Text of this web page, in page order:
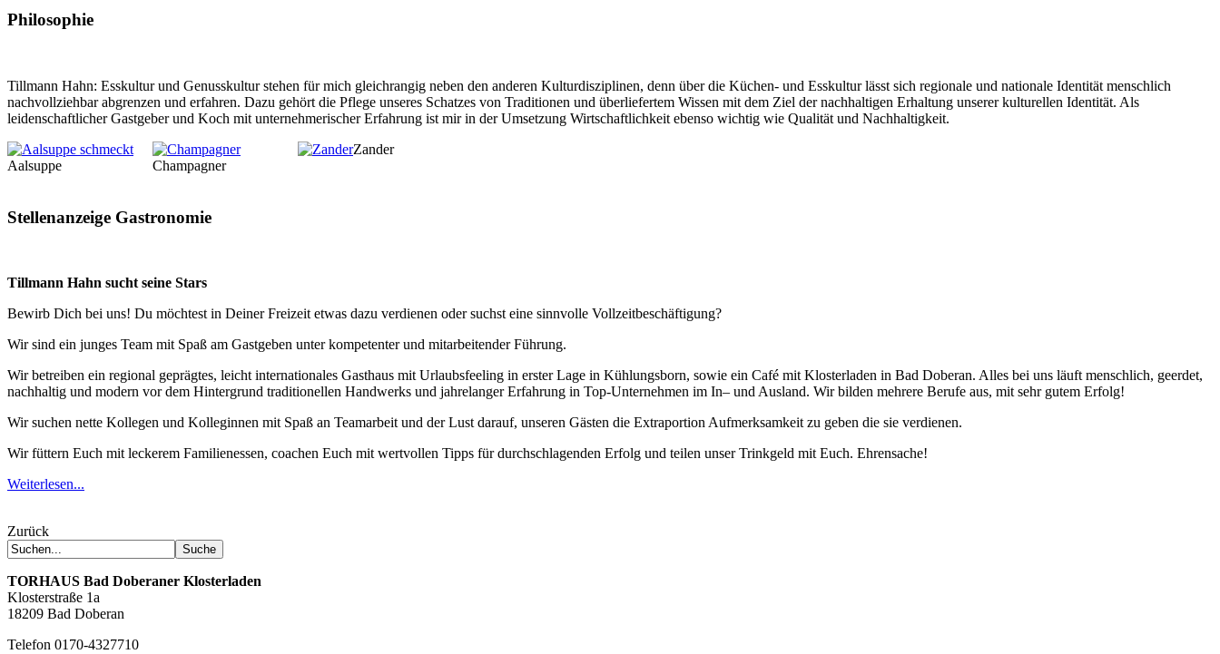
Philosophie
Tillmann Hahn: Esskultur und Genusskultur stehen für mich gleichrangig neben den anderen Kulturdisziplinen, denn über die Küchen- und Esskultur lässt sich regionale und nationale Identität menschlich
nachvollziehbar abgrenzen und erfahren. Dazu gehört die Pflege unseres Schatzes von Traditionen und überliefertem Wissen mit dem Ziel der nachhaltigen Erhaltung unserer kulturellen Identität. Als
leidenschaftlicher Gastgeber und Koch mit unternehmerischer Erfahrung ist mir in der Umsetzung Wirtschaftlichkeit ebenso wichtig wie Qualität und Nachhaltigkeit.
Aalsuppe Champagner
Zander
Stellenanzeige Gastronomie
Tillmann Hahn sucht seine Stars
Bewirb Dich bei uns! Du möchtest in Deiner Freizeit etwas dazu verdienen oder suchst eine sinnvolle Vollzeitbeschäftigung?
Wir sind ein junges Team mit Spaß am Gastgeben unter kompetenter und mitarbeitender Führung.
Wir betreiben ein regional geprägtes, leicht internationales Gasthaus mit Urlaubsfeeling in erster Lage in Kühlungsborn, sowie ein Café mit Klosterladen in Bad Doberan. Alles bei uns läuft menschlich, geerdet,
nachhaltig und modern vor dem Hintergrund traditionellen Handwerks und jahrelanger Erfahrung in Top-Unternehmen im In– und Ausland. Wir bilden mehrere Berufe aus, mit sehr gutem Erfolg!
Wir suchen nette Kollegen und Kolleginnen mit Spaß an Teamarbeit und der Lust darauf, unseren Gästen die Extraportion Aufmerksamkeit zu geben die sie verdienen.
Wir füttern Euch mit leckerem Familienessen, coachen Euch mit wertvollen Tipps für durchschlagenden Erfolg und teilen unser Trinkgeld mit Euch. Ehrensache!
Weiterlesen...
Zurück
TORHAUS Bad Doberaner Klosterladen
Klosterstraße 1a
18209 Bad Doberan
Telefon 0170-4327710